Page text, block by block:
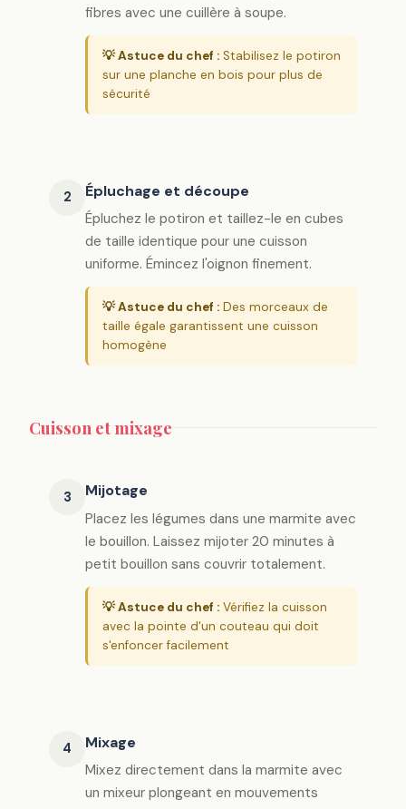
fibres avec une cuillère à soupe.
💡 Astuce du chef : Stabilisez le potiron
sur une planche en bois pour plus de
sécurité
2 Épluchage et découpe
Épluchez le potiron et taillez-le en cubes
de taille identique pour une cuisson
uniforme. Émincez l'oignon finement.
💡 Astuce du chef : Des morceaux de
taille égale garantissent une cuisson
homogène
Cuisson et mixage
3 Mijotage
Placez les légumes dans une marmite avec
le bouillon. Laissez mijoter 20 minutes à
petit bouillon sans couvrir totalement.
💡 Astuce du chef : Vérifiez la cuisson
avec la pointe d'un couteau qui doit
s'enfoncer facilement
4 Mixage
Mixez directement dans la marmite avec
un mixeur plongeant en mouvements